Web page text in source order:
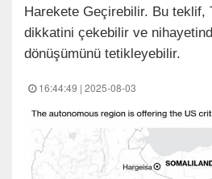
Harekete Geçirebilir. Bu teklif,
dikkatini çekebilir ve
dönüşümünü tetikleyebilir.
16:44:49 | 2025-08-03